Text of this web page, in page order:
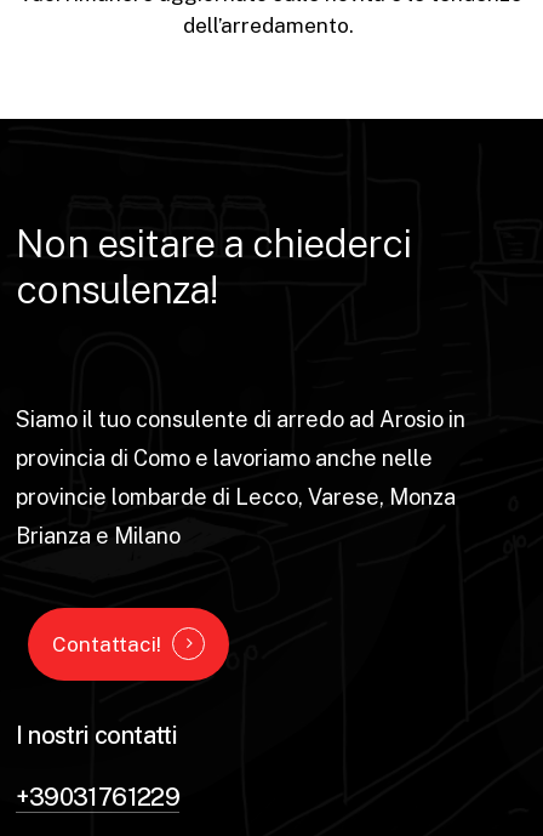
dell’arredamento.
Non esitare a chiederci
consulenza!
Siamo il tuo consulente di arredo ad Arosio in
provincia di Como e lavoriamo anche nelle
provincie lombarde di Lecco, Varese, Monza
Brianza e Milano
Contattaci!
I nostri contatti
+39031761229